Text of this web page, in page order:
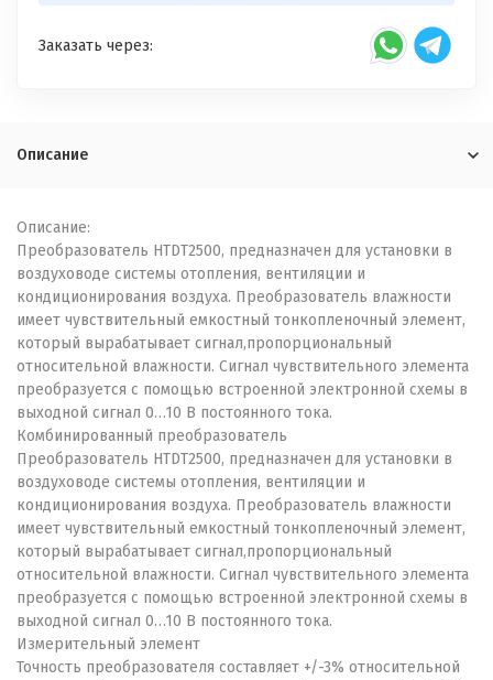
Заказать через:
Описание
Описание:
Преобразователь HTDT2500, предназначен для установки в
воздуховоде системы отопления, вентиляции и
кондиционирования воздуха. Преобразователь влажности
имеет чувствительный емкостный тонкопленочный элемент,
который вырабатывает сигнал,пропорциональный
относительной влажности. Сигнал чувствительного элемента
преобразуется с помощью встроенной электронной схемы в
выходной сигнал 0…10 В постоянного тока.
Комбинированный преобразователь
Преобразователь HTDT2500, предназначен для установки в
воздуховоде системы отопления, вентиляции и
кондиционирования воздуха. Преобразователь влажности
имеет чувствительный емкостный тонкопленочный элемент,
который вырабатывает сигнал,пропорциональный
относительной влажности. Сигнал чувствительного элемента
преобразуется с помощью встроенной электронной схемы в
выходной сигнал 0…10 В постоянного тока.
Измерительный элемент
Точность преобразователя составляет +/-3% относительной